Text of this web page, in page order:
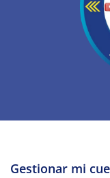
Gestionar mi